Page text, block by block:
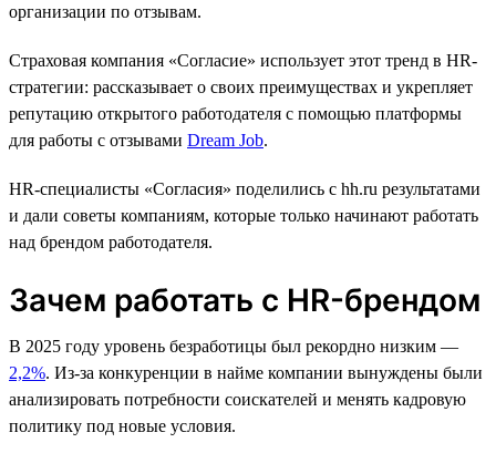
организации по отзывам.
Страховая компания «Согласие» использует этот тренд в HR-
стратегии: рассказывает о своих преимуществах и укрепляет
репутацию открытого работодателя с помощью платформы
для работы с отзывами Dream Job.
HR-cпециалисты «Согласия» поделились с hh.ru результатами
и дали советы компаниям, которые только начинают работать
над брендом работодателя.
Зачем работать с HR-брендом
В 2025 году уровень безработицы был рекордно низким —
2,2%. Из-за конкуренции в найме компании вынуждены были
анализировать потребности соискателей и менять кадровую
политику под новые условия.